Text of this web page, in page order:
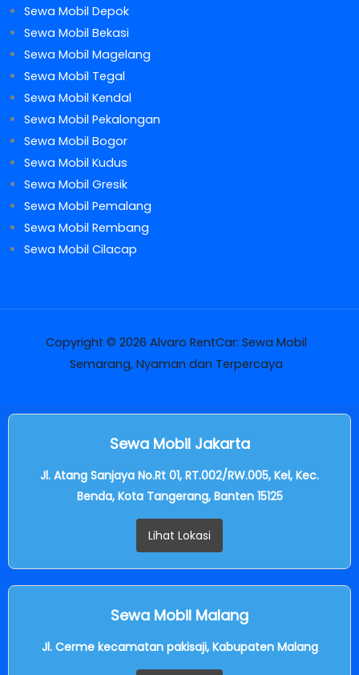
Sewa Mobil Depok
Sewa Mobil Bekasi
Sewa Mobil Magelang
Sewa Mobil Tegal
Sewa Mobil Kendal
Sewa Mobil Pekalongan
Sewa Mobil Bogor
Sewa Mobil Kudus
Sewa Mobil Gresik
Sewa Mobil Pemalang
Sewa Mobil Rembang
Sewa Mobil Cilacap
Copyright © 2026 Alvaro RentCar: Sewa Mobil
Semarang, Nyaman dan Terpercaya
Sewa Mobil Jakarta
Jl. Atang Sanjaya No.Rt 01, RT.002/RW.005, Kel, Kec.
Benda, Kota Tangerang, Banten 15125
Lihat Lokasi
Sewa Mobil Malang
Jl. Cerme kecamatan pakisaji, Kabupaten Malang